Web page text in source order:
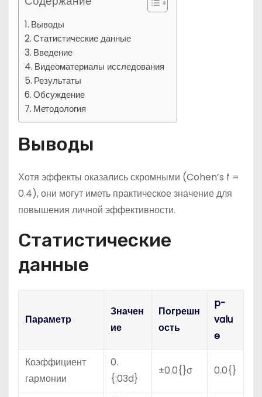
Выводы
Статистические данные
Введение
Видеоматериалы исследования
Результаты
Обсуждение
Методология
Выводы
Хотя эффекты оказались скромными (Cohen’s f =
0.4), они могут иметь практическое значение для
повышения личной эффективности.
Статистические
данные
Параметр
Значен
ие
Погрешн
ость
p-
valu
e
Коэффициент
гармонии
0.
{:03d}
±0.0{}σ 0.0{}